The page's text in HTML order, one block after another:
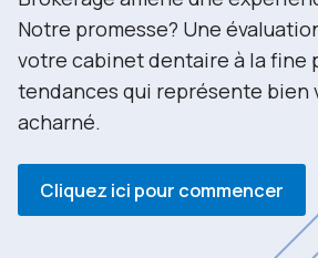
Notre promesse? Une
votre cabinet dentaire à la fine
tendances qui représente bien
acharné.
Cliquez ici pour commencer